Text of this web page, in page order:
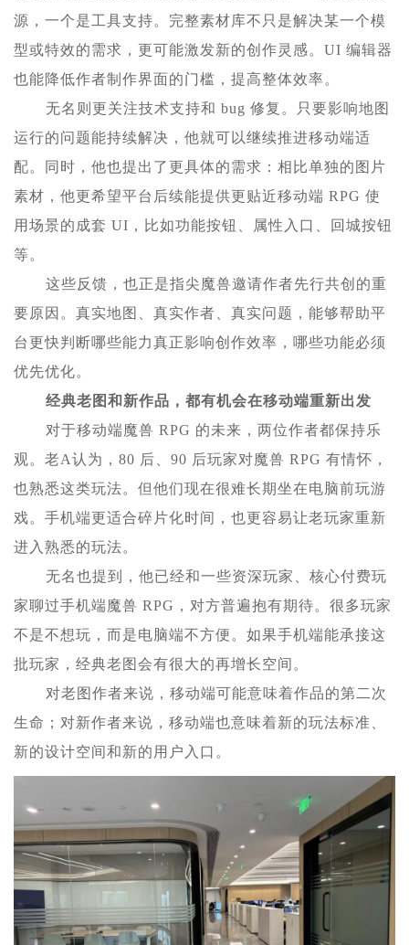
源，一个是工具支持。完整素材库不只是解决某一个模
型或特效的需求，更可能激发新的创作灵感。UI 编辑器
也能降低作者制作界面的门槛，提高整体效率。
无名则更关注技术支持和 bug 修复。只要影响地图
运行的问题能持续解决，他就可以继续推进移动端适
配。同时，他也提出了更具体的需求：相比单独的图片
素材，他更希望平台后续能提供更贴近移动端 RPG 使
用场景的成套 UI，比如功能按钮、属性入口、回城按钮
等。
这些反馈，也正是指尖魔兽邀请作者先行共创的重
要原因。真实地图、真实作者、真实问题，能够帮助平
台更快判断哪些能力真正影响创作效率，哪些功能必须
优先优化。
经典老图和新作品，都有机会在移动端重新出发
对于移动端魔兽 RPG 的未来，两位作者都保持乐
观。老A认为，80 后、90 后玩家对魔兽 RPG 有情怀，
也熟悉这类玩法。但他们现在很难长期坐在电脑前玩游
戏。手机端更适合碎片化时间，也更容易让老玩家重新
进入熟悉的玩法。
无名也提到，他已经和一些资深玩家、核心付费玩
家聊过手机端魔兽 RPG，对方普遍抱有期待。很多玩家
不是不想玩，而是电脑端不方便。如果手机端能承接这
批玩家，经典老图会有很大的再增长空间。
对老图作者来说，移动端可能意味着作品的第二次
生命；对新作者来说，移动端也意味着新的玩法标准、
新的设计空间和新的用户入口。